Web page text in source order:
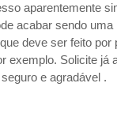
aparentemente
acabar sendo
deve ser feito
exemplo. Solicite já
e agradável .